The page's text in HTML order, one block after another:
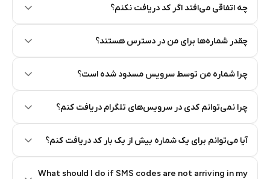
چه اتفاقی می‌افتد اگر کد دریافت نکنم؟
چقدر شماره‌ها برای من در دسترس هستند؟
چرا شماره من توسط سرویس مسدود شده است؟
چرا نمی‌توانم کدی در سرویس‌های تلگرام دریافت کنم؟
آیا می‌توانم برای یک شماره بیش از یک بار کد دریافت کنم؟
What should I do if SMS codes are not arriving in my
Step 2: Buy Stars in Telegram